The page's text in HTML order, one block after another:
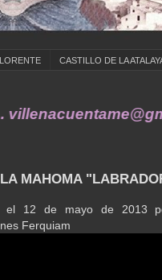
CASTILLO DE LA
MAHOMA
el 12 de mayo de 2013
Ferquiam